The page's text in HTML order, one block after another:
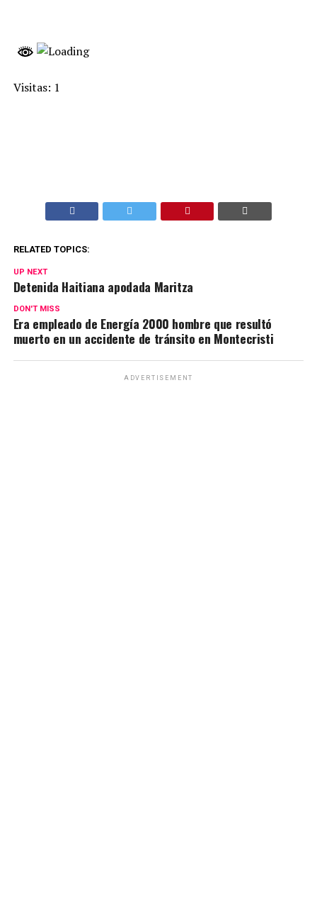
Visitas: 1
RELATED TOPICS:
UP NEXT
Detenida Haitiana apodada Maritza
DON'T MISS
Era empleado de Energía 2000 hombre que resultó
muerto en un accidente de tránsito en Montecristi
ADVERTISEMENT